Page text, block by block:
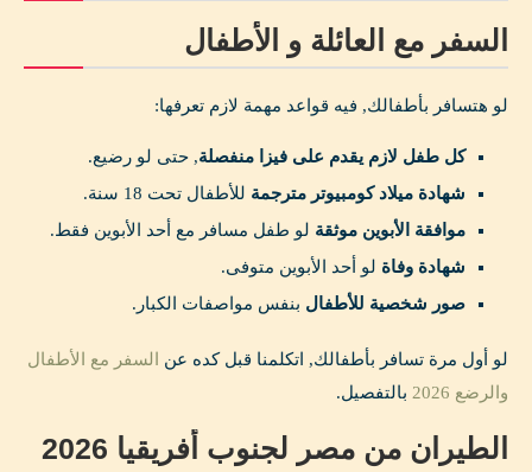
السفر مع العائلة و الأطفال
لو هتسافر بأطفالك, فيه قواعد مهمة لازم تعرفها:
كل طفل لازم يقدم على فيزا منفصلة, حتى لو رضيع.
شهادة ميلاد كومبيوتر مترجمة للأطفال تحت 18 سنة.
موافقة الأبوين موثقة لو طفل مسافر مع أحد الأبوين فقط.
شهادة وفاة لو أحد الأبوين متوفى.
صور شخصية للأطفال بنفس مواصفات الكبار.
لو أول مرة تسافر بأطفالك, اتكلمنا قبل كده عن
السفر مع الأطفال
والرضع 2026
بالتفصيل.
الطيران من مصر لجنوب أفريقيا 2026